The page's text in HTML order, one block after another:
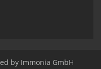
by Immonia GmbH